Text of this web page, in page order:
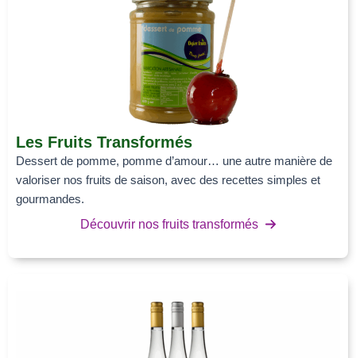
Les Fruits Transformés
Dessert de pomme, pomme d’amour… une autre manière de
valoriser nos fruits de saison, avec des recettes simples et
gourmandes.
Découvrir nos fruits transformés